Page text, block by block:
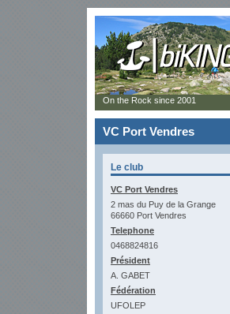
VC Port Vendres
Le club
VC Port Vendres
2 mas du Puy de la Grange
66660 Port Vendres
Telephone
0468824816
Président
A. GABET
Fédération
UFOLEP
On the Rock since 2001